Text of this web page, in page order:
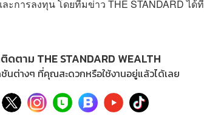
ละการลงทุน โดยทีมข่าว THE STANDARDได้ที่
ดตาม THE STANDARD WEALTH
นต่างๆ ที่คุณสะดวกหรือใช้งานอยู่แล้วได้เลย